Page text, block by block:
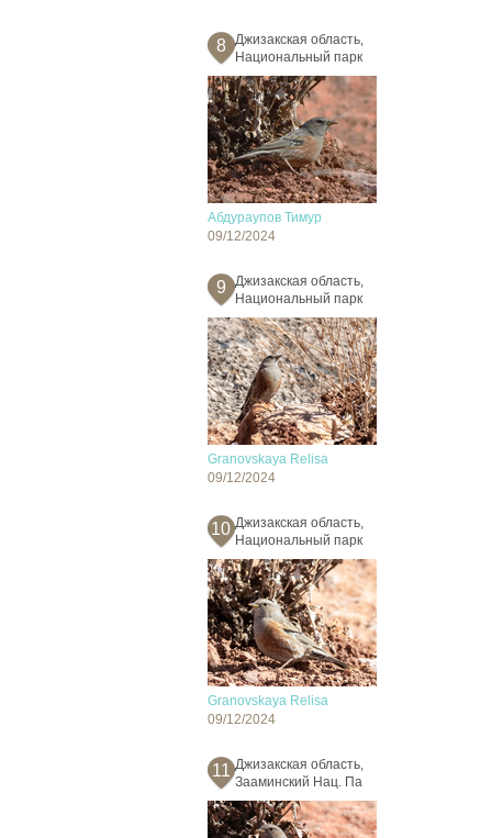
8
Джизакская область,
Национальный парк
Абдураупов Тимур
09/12/2024
9
Джизакская область,
Национальный парк
Granovskaya Relisa
09/12/2024
10 Джизакская область,
Национальный парк
Granovskaya Relisa
09/12/2024
11 Джизакская область,
Зааминский Нац. Па